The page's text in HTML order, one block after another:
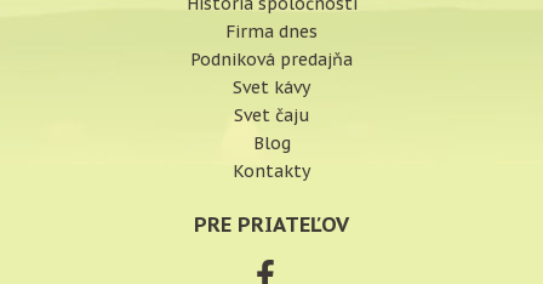
Firma dnes
Podniková predajňa
Svet kávy
Svet čaju
Blog
Kontakty
PRE PRIATEĽOV